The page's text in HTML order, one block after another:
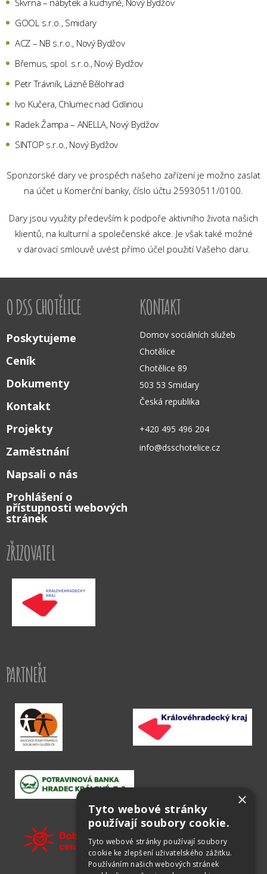
Škvrna – nábytek a kuchyně, Nový Bydžov
GOOL s.r.o., Smidary
ACZ – NB s.r.o., Nový Bydžov
Břemus, spol. s.r.o., Nový Bydžov
Petr Trávník, Lázně Bělohrad
Ivo Kučera, Chlumec nad Cidlinou
Radek Žampa – ANELLA, Nový Bydžov
SINTOP s.r.o., Nový Bydžov
Sponzorské dary ve prospěch našeho zařízení je možno zaslat
na účet u Komerční banky, číslo účtu 25930511/0100.
Dary jsou využity především k podpoře aktivního života našich
klientů, na kulturní a společenské akce. Je však také možné
v darovací smlouvě uvést přímo účel použití Vašeho daru.
O DSS CHOTĚLICE
Poskytujeme
Ceník
Dokumenty
Kontakt
Projekty
Zaměstnání
Napsali o nás
Prohlášení o
přístupnosti webových
stránek
KONTAKT
Domov sociálních služeb
Chotělice
Chotělice 89
503 53 Smidary
Česká republika
+420 495 496 204
info@dsschotelice.cz
ZŘIZOVATEL
PARTNEŘI
×
Tyto webové stránky
používají soubory cookie.
Tyto webové stránky používají soubory
cookie ke zlepšení uživatelského zážitku.
Používáním našich webových stránek